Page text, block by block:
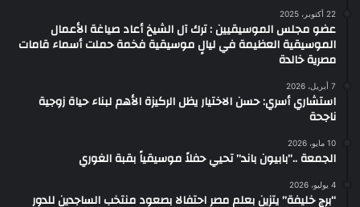
22 أكتوبر، 2025
عضو مجلس الموسيقيين : ترك آل الشيخ أعاد صياغة الأعمال
الموسيقية العظيمة في ليالٍ موسيقية فخمة حملت أسماء قامات
مصرية خالدة
7 أبريل، 2026
استشاري أسري: حسن الاختيار يظل الركيزة الأهم لبناء حياة زوجية
ناجحة
10 مايو، 2026
الجمعة ..”بابيون باند” تحيي حفلاً موسيقياً بقبة الغوري
4 يوليو، 2026
“برج خليفة” يتزين بعلم مصر احتفالا بصعود منتخب الساجدين للدور